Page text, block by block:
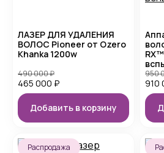
ЛАЗЕР ДЛЯ УДАЛЕНИЯ
ВОЛОС Pioneer от Ozero
Khanka 1200w
465 000 ₽
490 000₽
Добавить в корзину
910
950
Распродажа